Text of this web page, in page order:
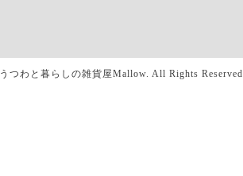
うつわと暮らしの雑貨屋Mallow. All Rights Reserved.